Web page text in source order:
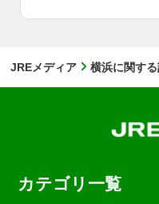
JREメディア 横浜に関す
カテゴリ一覧